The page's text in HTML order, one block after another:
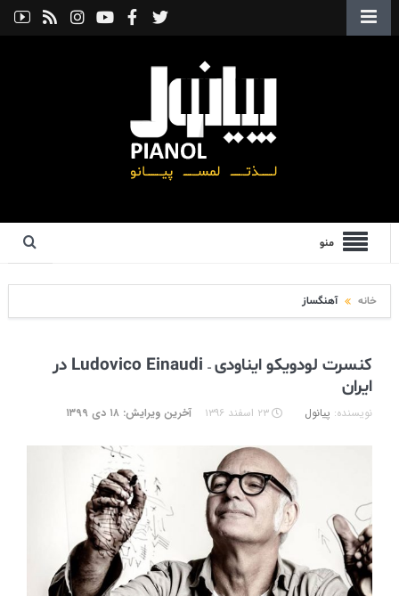
منو
خانه آهنگساز
کنسرت لودویکو ایناودی – Ludovico Einaudi در
ایران
نویسنده: پیانول ۲۳ اسفند ۱۳۹۶ آخرین ویرایش: ۱۸ دی ۱۳۹۹